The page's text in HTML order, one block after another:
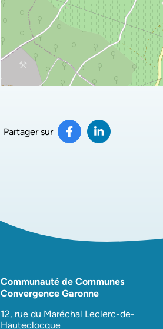
Partager sur Partager sur
(ouverture dans un
Partager sur
(ouverture
Communauté de Communes
Convergence Garonne
12, rue du Maréchal Leclerc-de-
Hauteclocque